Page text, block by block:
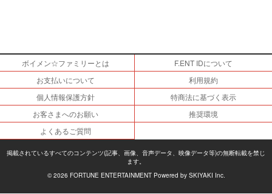
ボイメン☆ファミリーとは
F.ENT IDについて
お支払いについて
利用規約
個人情報保護方針
特商法に基づく表示
お客さまへのお願い
推奨環境
よくあるご質問
掲載されているすべてのコンテンツ(記事、画像、音声データ、映像データ等)の無断転載を禁じ
ます。
© 2026 FORTUNE ENTERTAINMENT Powered by SKIYAKI Inc.